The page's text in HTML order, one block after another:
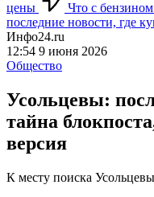
цены
Что с бензином
последние новости, где
Инфо24.ru
12:54 9 июня 2026
Общество
Усольцевы:
тайна
версия
К месту поиска